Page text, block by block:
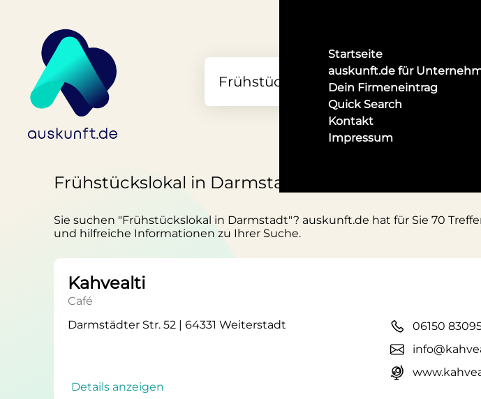
Startseite
auskunft.de für
Dein Firmeneintrag
Quick Search
Kontakt
Impressum
Frühstückslokal in Darmstadt
Sie suchen "Frühstückslokal in Darmstadt"? auskunft.de hat für Sie 70
und hilfreiche Informationen zu Ihrer Suche.
Kahvealti
Café
Darmstädter Str. 52 | 64331 Weiterstadt
Details anzeigen
06150